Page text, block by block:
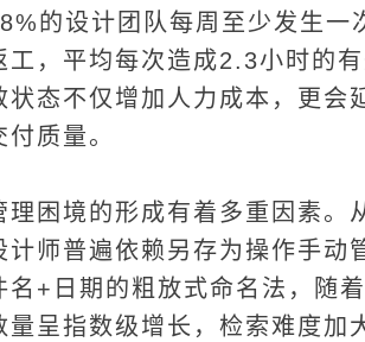
的设计团队每周至少发生一
工，平均每次造成2.3小时的
状态不仅增加人力成本，更会
质量。
理困境的形成有着多重因素。
计师普遍依赖另存为操作手动
名+日期的粗放式命名法，随
量呈指数级增长，检索难度加